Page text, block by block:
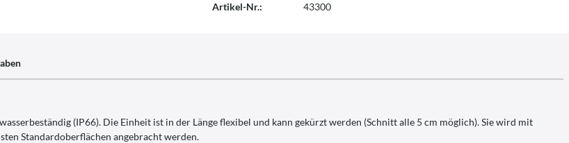
Artikel-Nr.: 43300
(IP66). Die Einheit ist in der Länge flexibel und kann gekürzt werden (Schnitt alle 5 cm möglich). Sie wird mit
Standardoberflächen angebracht werden.